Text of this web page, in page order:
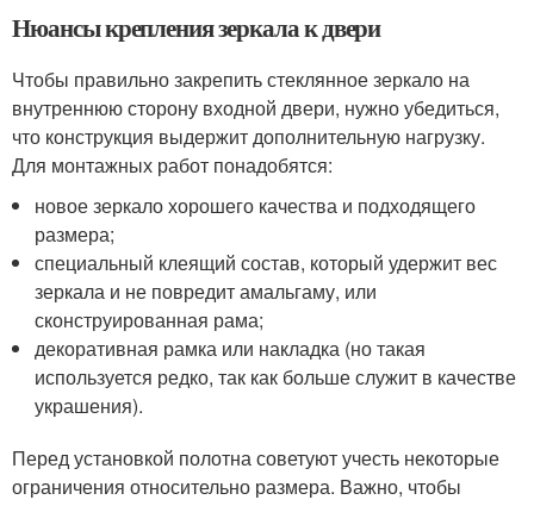
Нюансы крепления зеркала к двери
Чтобы правильно закрепить стеклянное зеркало на
внутреннюю сторону входной двери, нужно убедиться,
что конструкция выдержит дополнительную нагрузку.
Для монтажных работ понадобятся:
новое зеркало хорошего качества и подходящего
размера;
специальный клеящий состав, который удержит вес
зеркала и не повредит амальгаму, или
сконструированная рама;
декоративная рамка или накладка (но такая
используется редко, так как больше служит в качестве
украшения).
Перед установкой полотна советуют учесть некоторые
ограничения относительно размера. Важно, чтобы